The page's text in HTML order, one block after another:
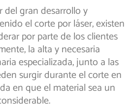
del gran desarrollo y
el corte por láser, existen
por parte de los clientes
la alta y necesaria
especializada, junto a las
surgir durante el corte en
en que el material sea un